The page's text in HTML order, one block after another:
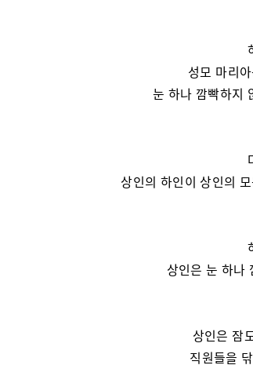
성모 마리
눈 하나 깜빡하지
상인의 하인이 상인의
상인은 눈 하나
상인은 잠
직원들을